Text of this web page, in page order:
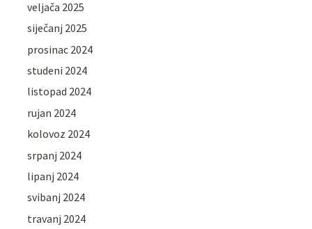
veljača 2025
siječanj 2025
prosinac 2024
studeni 2024
listopad 2024
rujan 2024
kolovoz 2024
srpanj 2024
lipanj 2024
svibanj 2024
travanj 2024